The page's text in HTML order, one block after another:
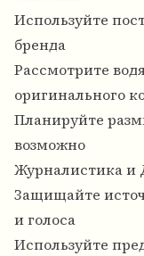
Используйте
бренда
Рассмотрите
оригинального
Планируйте
возможно
Журналистика и
Защищайте
и голоса
Используйте